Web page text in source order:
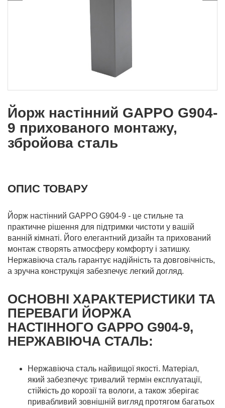
Йорж настінний GAPPO G904-
9 прихованого монтажу,
збройова сталь
ОПИС ТОВАРУ
Йорж настінний GAPPO G904-9 - це стильне та
практичне рішення для підтримки чистоти у вашій
ванній кімнаті. Його елегантний дизайн та прихований
монтаж створять атмосферу комфорту і затишку.
Нержавіюча сталь гарантує надійність та довговічність,
а зручна конструкція забезпечує легкий догляд.
ОСНОВНІ ХАРАКТЕРИСТИКИ ТА
ПЕРЕВАГИ ЙОРЖА
НАСТІННОГО GAPPO G904-9,
НЕРЖАВІЮЧА СТАЛЬ:
Нержавіюча сталь найвищої якості. Матеріал,
який забезпечує тривалий термін експлуатації,
стійкість до корозії та вологи, а також зберігає
привабливий зовнішній вигляд протягом багатьох